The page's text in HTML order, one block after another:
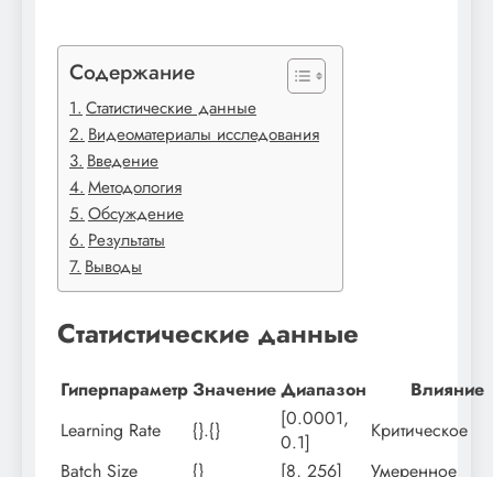
Содержание
Статистические данные
Видеоматериалы исследования
Введение
Методология
Обсуждение
Результаты
Выводы
Статистические данные
Гиперпараметр ЗначениеДиапазон
Влияние
Learning Rate
{}.{}
[0.0001,
0.1]
Критическое
Batch Size
{} [8, 256]
Умеренное